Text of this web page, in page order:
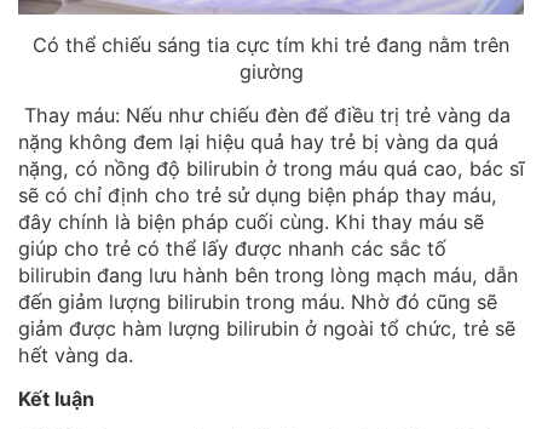
Có thể chiếu sáng tia cực tím khi trẻ đang nằm trên
giường
Thay máu: Nếu như chiếu đèn để điều trị trẻ vàng da
nặng không đem lại hiệu quả hay trẻ bị vàng da quá
nặng, có nồng độ bilirubin ở trong máu quá cao, bác sĩ
sẽ có chỉ định cho trẻ sử dụng biện pháp thay máu,
đây chính là biện pháp cuối cùng. Khi thay máu sẽ
giúp cho trẻ có thể lấy được nhanh các sắc tố
bilirubin đang lưu hành bên trong lòng mạch máu, dẫn
đến giảm lượng bilirubin trong máu. Nhờ đó cũng sẽ
giảm được hàm lượng bilirubin ở ngoài tổ chức, trẻ sẽ
hết vàng da.
Kết luận